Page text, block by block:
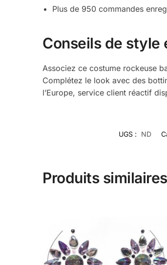
Plus de 950 commandes
Conseils de style
Associez ce costume rockeuse
Complétez le look avec des
l’Europe, service client réactif
UGS : ND
Produits similaires